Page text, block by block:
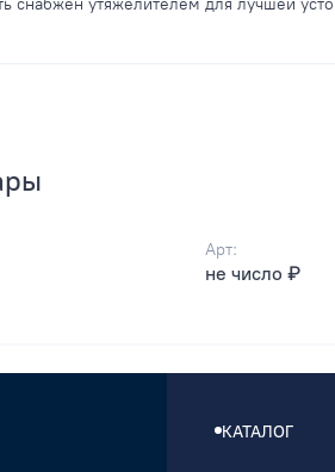
снабжен утяжелителем для лучшей
Арт:
не число ₽
КАТАЛОГ